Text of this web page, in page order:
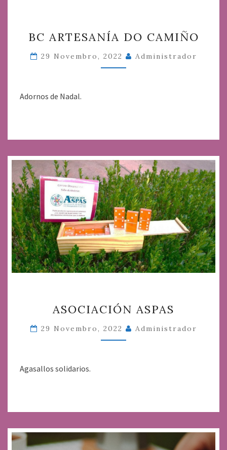
ARTESANÍA
DO
CAMIÑO
BC ARTESANÍA DO CAMIÑO
29 Novembro, 2022 Administrador
Adornos de Nadal.
ASPAS
ASOCIACIÓN ASPAS
29 Novembro, 2022 Administrador
Agasallos solidarios.